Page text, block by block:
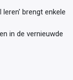
leren' brengt enkele
in de vernieuwde